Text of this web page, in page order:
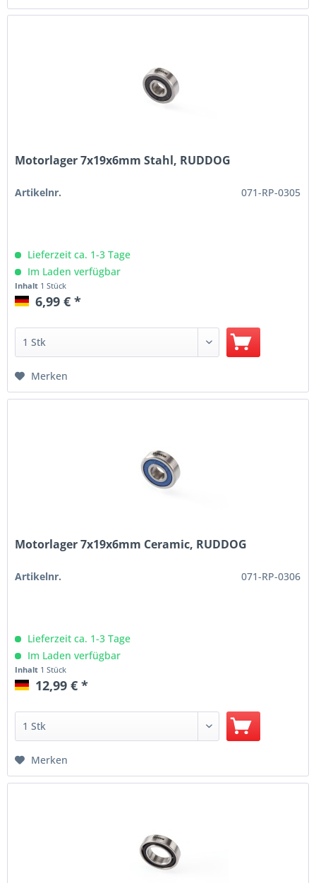
Motorlager 7x19x6mm Stahl, RUDDOG
Artikelnr. 071-RP-0305
Lieferzeit ca. 1-3 Tage
Im Laden verfügbar
Inhalt 1 Stück
6,99 € *
Merken
Motorlager 7x19x6mm Ceramic, RUDDOG
Artikelnr. 071-RP-0306
Lieferzeit ca. 1-3 Tage
Im Laden verfügbar
Inhalt 1 Stück
12,99 € *
Merken